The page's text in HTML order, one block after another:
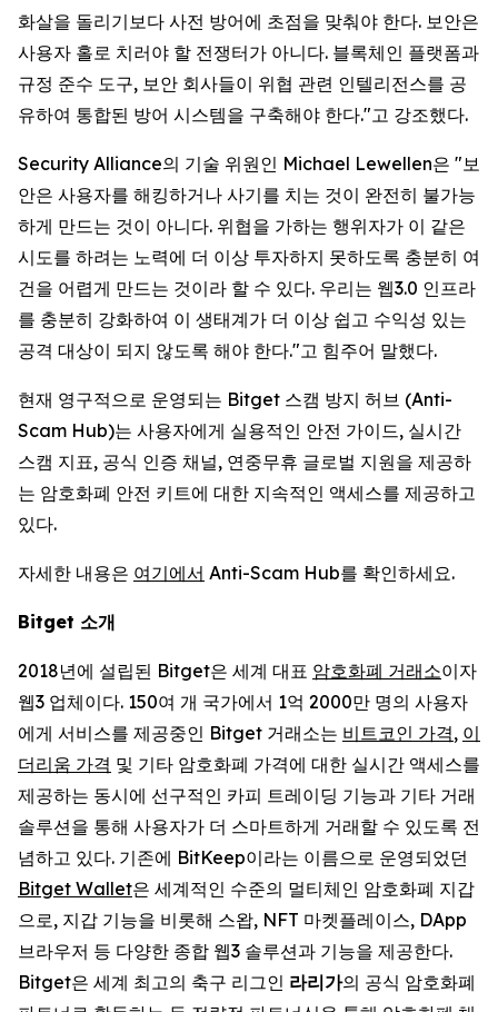
화살을 돌리기보다 사전 방어에 초점을 맞춰야 한다. 보안은
사용자 홀로 치러야 할 전쟁터가 아니다. 블록체인 플랫폼과
규정 준수 도구, 보안 회사들이 위협 관련 인텔리전스를 공
유하여 통합된 방어 시스템을 구축해야 한다."고 강조했다.
Security Alliance의 기술 위원인 Michael Lewellen은 "보
안은 사용자를 해킹하거나 사기를 치는 것이 완전히 불가능
하게 만드는 것이 아니다. 위협을 가하는 행위자가 이 같은
시도를 하려는 노력에 더 이상 투자하지 못하도록 충분히 여
건을 어렵게 만드는 것이라 할 수 있다. 우리는 웹3.0 인프라
를 충분히 강화하여 이 생태계가 더 이상 쉽고 수익성 있는
공격 대상이 되지 않도록 해야 한다."고 힘주어 말했다.
현재 영구적으로 운영되는 Bitget 스캠 방지 허브 (Anti-
Scam Hub)는 사용자에게 실용적인 안전 가이드, 실시간
스캠 지표, 공식 인증 채널, 연중무휴 글로벌 지원을 제공하
는 암호화폐 안전 키트에 대한 지속적인 액세스를 제공하고
있다.
자세한 내용은 여기에서 Anti-Scam Hub를 확인하세요.
Bitget 소개
2018년에 설립된 Bitget은 세계 대표 암호화폐 거래소이자
웹3 업체이다. 150여 개 국가에서 1억 2000만 명의 사용자
에게 서비스를 제공중인 Bitget 거래소는 비트코인 가격, 이
더리움 가격 및 기타 암호화폐 가격에 대한 실시간 액세스를
제공하는 동시에 선구적인 카피 트레이딩 기능과 기타 거래
솔루션을 통해 사용자가 더 스마트하게 거래할 수 있도록 전
념하고 있다. 기존에 BitKeep이라는 이름으로 운영되었던
Bitget Wallet은 세계적인 수준의 멀티체인 암호화폐 지갑
으로, 지갑 기능을 비롯해 스왑, NFT 마켓플레이스, DApp
브라우저 등 다양한 종합 웹3 솔루션과 기능을 제공한다.
Bitget은 세계 최고의 축구 리그인 라리가의 공식 암호화폐